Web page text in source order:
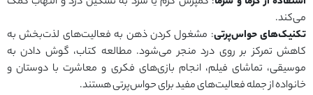
می‌کند.
تکنیک‌های حواس‌پرتی: مشغول کردن ذهن به فعالیت‌های لذت‌بخش به
کاهش تمرکز بر روی درد منجر می‌شود. مطالعه کتاب، گوش دادن به
موسیقی، تماشای فیلم، انجام بازی‌های فکری و معاشرت با دوستان و
خانواده از جمله فعالیت‌های مفید برای حواس‌پرتی هستند.